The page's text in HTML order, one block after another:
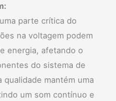
parte crítica do
na voltagem podem
energia, afetando o
do sistema de
qualidade mantém uma
um som contínuo e